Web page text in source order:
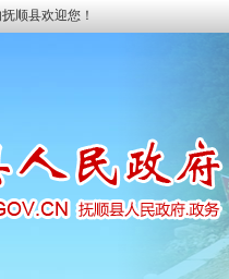
顺县欢迎您！